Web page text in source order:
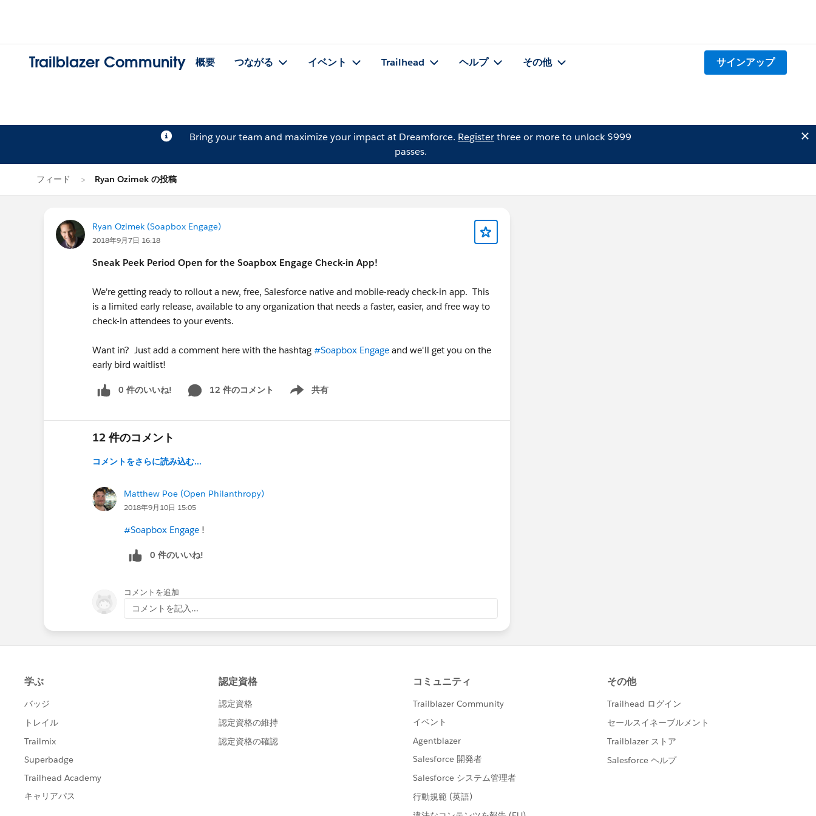
Trailblazer Community 概要 つながる イベント Trailhead ヘルプ その他 サインアップ
Bring your team and maximize your impact at Dreamforce. Registerthree or more to unlock $999
passes.
フィード Ryan Ozimek の投稿
Ryan Ozimek (Soapbox Engage)
2018年9月7日 16:18
Sneak Peek Period Open for the Soapbox Engage Check-in App!
We're getting ready to rollout a new, free, Salesforce native and mobile-ready check-in app. This
is a limited early release, available to any organization that needs a faster, easier, and free way to
check-in attendees to your events.
Want in? Just add a comment here with the hashtag #Soapbox Engage and we'll get you on the
early bird waitlist!
0 件のいいね! 12 件のコメント 共有
Show menu
12 件のコメント
コメントをさらに読み込む...
Matthew Poe (Open Philanthropy)
2018年9月10日 15:05
#Soapbox Engage !
0 件のいいね!
コメントを追加
コメントを記入...